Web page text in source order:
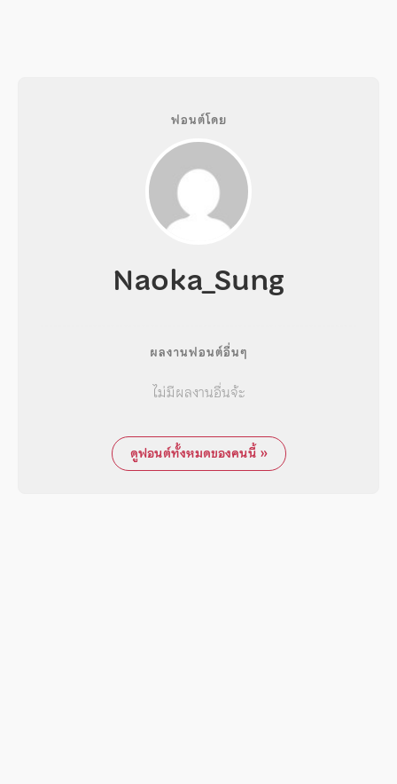
ฟอนต์โดย
Naoka_Sung
ผลงานฟอนต์อื่นๆ
ไม่มีผลงานอื่นจ้ะ
ดูฟอนต์ทั้งหมดของคนนี้ »